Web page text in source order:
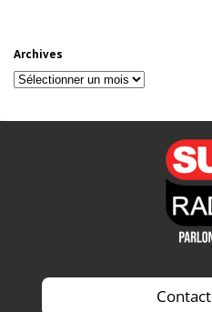
Archives
Archives